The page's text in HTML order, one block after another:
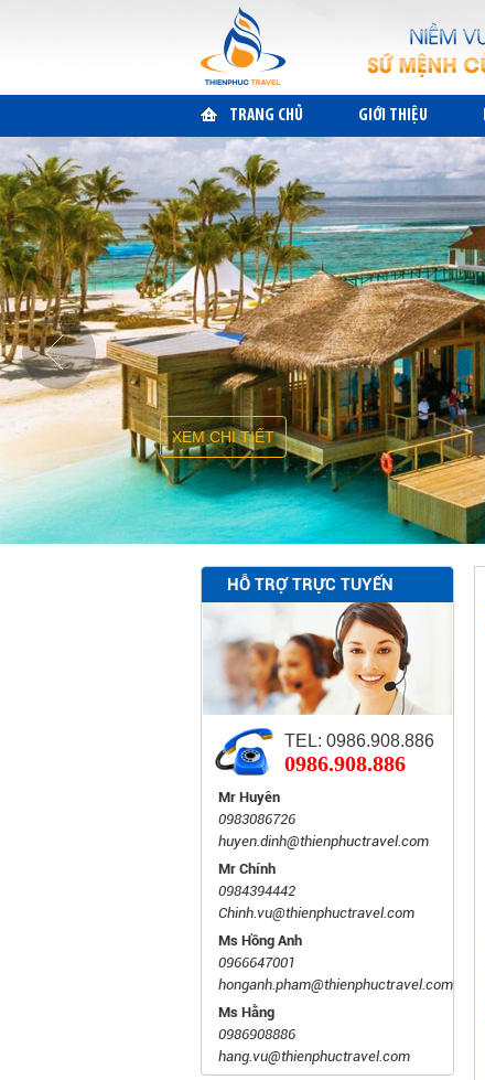
TRANG CHỦ GIỚI THIỆU
XEM CHI TIẾT
HỖ TRỢ TRỰC TUYẾN
TEL: 0986.908.886
0986.908.886
Mr Huyên
0983086726
huyen.dinh@thienphuctravel.com
Mr Chính
0984394442
Chinh.vu@thienphuctravel.com
Ms Hồng Anh
0966647001
honganh.pham@thienphuctravel.com
Ms Hằng
0986908886
hang.vu@thienphuctravel.com